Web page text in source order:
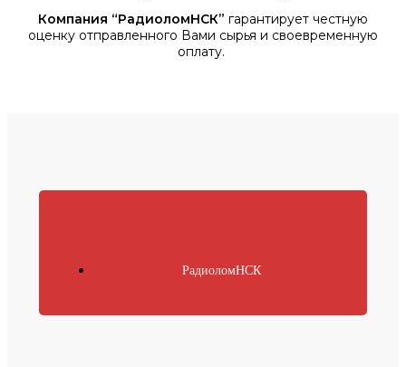
Компания “РадиоломНСК” гарантирует честную
оценку отправленного Вами сырья и своевременную
оплату.
РадиоломНСК